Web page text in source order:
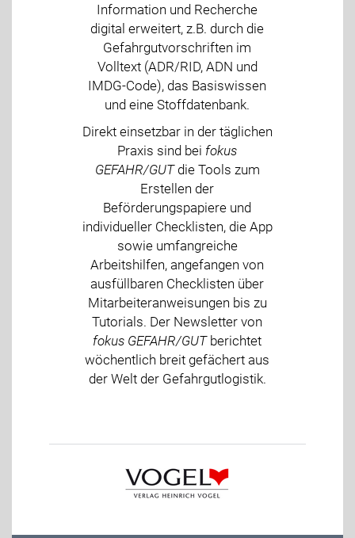
Information und Recherche
digital erweitert, z.B. durch die
Gefahrgutvorschriften im
Volltext (ADR/RID, ADN und
IMDG-Code), das Basiswissen
und eine Stoffdatenbank.
Direkt einsetzbar in der täglichen
Praxis sind bei fokus
GEFAHR/GUTdie Tools zum
Erstellen der
Beförderungspapiere und
individueller Checklisten, die App
sowie umfangreiche
Arbeitshilfen, angefangen von
ausfüllbaren Checklisten über
Mitarbeiteranweisungen bis zu
Tutorials. Der Newsletter von
fokus GEFAHR/GUTberichtet
wöchentlich breit gefächert aus
der Welt der Gefahrgutlogistik.